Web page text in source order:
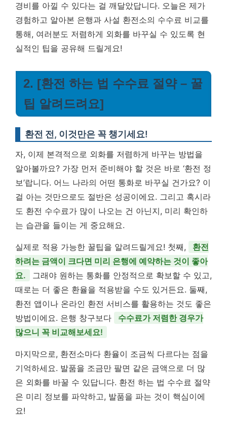
경비를 아낄 수 있다는 걸 깨달았답니다. 오늘은 제가
경험하고 알아본 은행과 사설 환전소의 수수료 비교를
통해, 여러분도 저렴하게 외화를 바꾸실 수 있도록 현
실적인 팁을 공유해 드릴게요!
2. [환전 하는 법 수수료 절약 – 꿀
팁 알려드려요]
환전 전, 이것만은 꼭 챙기세요!
자, 이제 본격적으로 외화를 저렴하게 바꾸는 방법을
알아볼까요? 가장 먼저 준비해야 할 것은 바로 ‘환전 정
보’랍니다. 어느 나라의 어떤 통화로 바꾸실 건가요? 이
걸 아는 것만으로도 절반은 성공이에요. 그리고 혹시라
도 환전 수수료가 많이 나오는 건 아닌지, 미리 확인하
는 습관을 들이는 게 중요해요.
실제로 적용 가능한 꿀팁을 알려드릴게요! 첫째,
환전
하려는 금액이 크다면 미리 은행에 예약하는 것이 좋아
요.
그래야 원하는 통화를 안정적으로 확보할 수 있고,
때로는 더 좋은 환율을 적용받을 수도 있거든요. 둘째,
환전 앱이나 온라인 환전 서비스를 활용하는 것도 좋은
방법이에요. 은행 창구보다
수수료가 저렴한 경우가
많으니 꼭 비교해보세요!
마지막으로, 환전소마다 환율이 조금씩 다르다는 점을
기억하세요. 발품을 조금만 팔면 같은 금액으로 더 많
은 외화를 바꿀 수 있답니다. 환전 하는 법 수수료 절약
은 미리 정보를 파악하고, 발품을 파는 것이 핵심이에
요!